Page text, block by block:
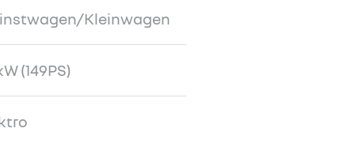
Kleinwagen
(149PS)